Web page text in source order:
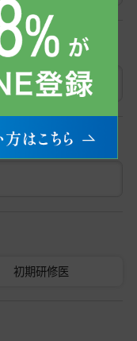
初期研修医